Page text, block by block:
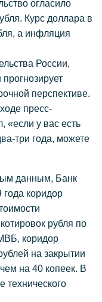
огласило
Курс доллара в
а инфляция
России,
перспективе.
пресс-
«если у вас есть
три года, можете
данным, Банк
коридор
рубля по
коридор
на закрытии
на 40 копеек. В
технического